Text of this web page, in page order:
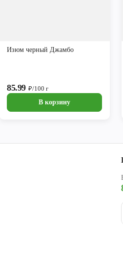
Изюм черный Джамбо
85.99 ₽/100 г
В корзину